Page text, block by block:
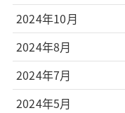
2024年10月
2024年8月
2024年7月
2024年5月